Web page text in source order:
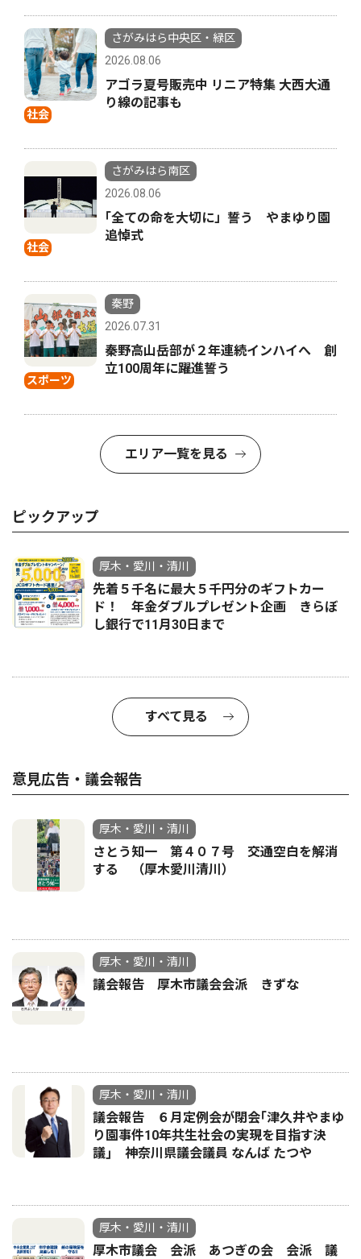
社会
さがみはら中央区・緑区
2026.08.06
アゴラ夏号販売中 リニア特集 大西大通
り線の記事も
社会
さがみはら南区
2026.08.06
｢全ての命を大切に」誓う やまゆり園
追悼式
スポーツ
秦野
2026.07.31
秦野高山岳部が２年連続インハイへ 創
立100周年に躍進誓う
エリア一覧を見る
ピックアップ
厚木・愛川・清川
先着５千名に最大５千円分のギフトカー
ド！ 年金ダブルプレゼント企画 きらぼ
し銀行で11月30日まで
すべて見る
意見広告・議会報告
厚木・愛川・清川
さとう知一 第４０７号 交通空白を解消
する （厚木愛川清川）
厚木・愛川・清川
議会報告 厚木市議会会派 きずな
厚木・愛川・清川
議会報告 ６月定例会が閉会｢津久井やまゆ
り園事件10年共生社会の実現を目指す決
議｣ 神奈川県議会議員 なんば たつや
厚木・愛川・清川
厚木市議会 会派 あつぎの会 会派 議